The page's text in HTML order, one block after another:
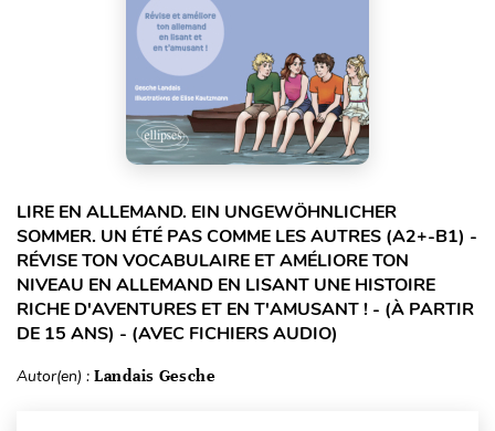
LIRE EN ALLEMAND. EIN UNGEWÖHNLICHER
SOMMER. UN ÉTÉ PAS COMME LES AUTRES (A2+-B1) -
RÉVISE TON VOCABULAIRE ET AMÉLIORE TON
NIVEAU EN ALLEMAND EN LISANT UNE HISTOIRE
RICHE D'AVENTURES ET EN T'AMUSANT ! - (À PARTIR
DE 15 ANS) - (AVEC FICHIERS AUDIO)
Autor(en) : Landais Gesche